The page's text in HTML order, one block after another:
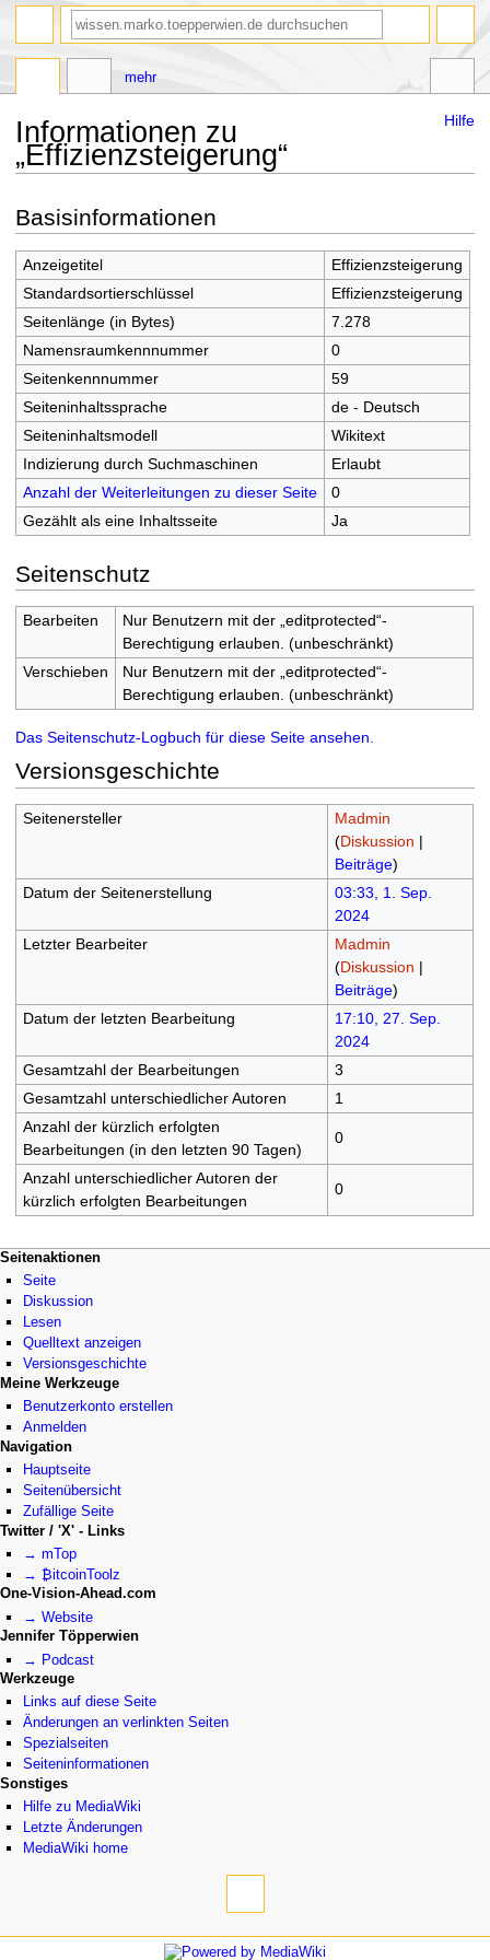
Hilfe
Informationen zu
„Effizienzsteigerung“
Navigation
springen
Suche
springen
Basisinformationen
Anzeigetitel
Effizienzsteigerung
Standardsortierschlüssel
Effizienzsteigerung
Seitenlänge (in Bytes)
7.278
Namensraumkennnummer
0
Seitenkennnummer
59
Seiteninhaltssprache
de - Deutsch
Seiteninhaltsmodell
Wikitext
Indizierung durch Suchmaschinen
Erlaubt
Anzahl der Weiterleitungen zu dieser Seite
0
Gezählt als eine Inhaltsseite
Ja
Seitenschutz
Bearbeiten
Nur Benutzern mit der „editprotected“-
Berechtigung erlauben. (unbeschränkt)
Verschieben
Nur Benutzern mit der „editprotected“-
Berechtigung erlauben. (unbeschränkt)
Das Seitenschutz-Logbuch für diese Seite ansehen.
Versionsgeschichte
Seitenersteller
Madmin
(Diskussion |
Beiträge)
Datum der Seitenerstellung
03:33, 1. Sep.
2024
Letzter Bearbeiter
Madmin
(Diskussion |
Beiträge)
Datum der letzten Bearbeitung
17:10, 27. Sep.
2024
Gesamtzahl der Bearbeitungen
3
Gesamtzahl unterschiedlicher Autoren
1
Anzahl der kürzlich erfolgten
Bearbeitungen (in den letzten 90 Tagen)
0
Anzahl unterschiedlicher Autoren der
kürzlich erfolgten Bearbeitungen
0
Navigationsmenü
Seitenaktionen
Seite
Diskussion
Lesen
Quelltext anzeigen
Versionsgeschichte
mehr
Meine Werkzeuge
Benutzerkonto erstellen
Anmelden
Navigation
Hauptseite
Seitenübersicht
Zufällige Seite
Suche
Twitter / 'X' - Links
→ mTop
→ ₿itcoinToolz
One-Vision-Ahead.com
→ Website
Jennifer Töpperwien
→ Podcast
Werkzeuge
Links auf diese Seite
Änderungen an verlinkten Seiten
Spezialseiten
Seiten­­informationen
Sonstiges
Hilfe zu MediaWiki
Letzte Änderungen
MediaWiki home